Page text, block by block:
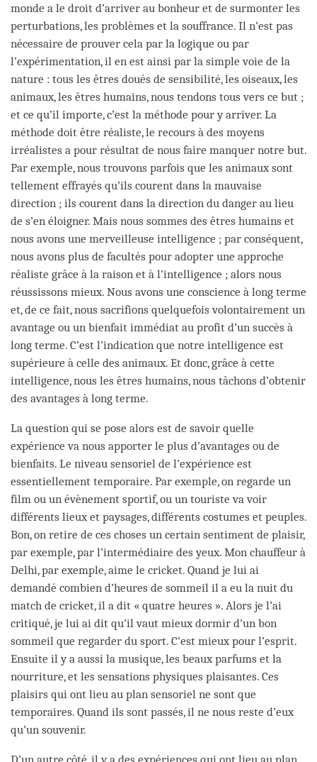
monde a le droit d’arriver au bonheur et de surmonter les
perturbations, les problèmes et la souffrance. Il n’est pas
nécessaire de prouver cela par la logique ou par
l’expérimentation, il en est ainsi par la simple voie de la
nature : tous les êtres doués de sensibilité, les oiseaux, les
animaux, les êtres humains, nous tendons tous vers ce but ;
et ce qu’il importe, c’est la méthode pour y arriver. La
méthode doit être réaliste, le recours à des moyens
irréalistes a pour résultat de nous faire manquer notre but.
Par exemple, nous trouvons parfois que les animaux sont
tellement effrayés qu’ils courent dans la mauvaise
direction ; ils courent dans la direction du danger au lieu
de s’en éloigner. Mais nous sommes des êtres humains et
nous avons une merveilleuse intelligence ; par conséquent,
nous avons plus de facultés pour adopter une approche
réaliste grâce à la raison et à l’intelligence ; alors nous
réussissons mieux. Nous avons une conscience à long terme
et, de ce fait, nous sacrifions quelquefois volontairement un
avantage ou un bienfait immédiat au profit d’un succès à
long terme. C’est l’indication que notre intelligence est
supérieure à celle des animaux. Et donc, grâce à cette
intelligence, nous les êtres humains, nous tâchons d’obtenir
des avantages à long terme.
La question qui se pose alors est de savoir quelle
expérience va nous apporter le plus d’avantages ou de
bienfaits. Le niveau sensoriel de l’expérience est
essentiellement temporaire. Par exemple, on regarde un
film ou un évènement sportif, ou un touriste va voir
différents lieux et paysages, différents costumes et peuples.
Bon, on retire de ces choses un certain sentiment de plaisir,
par exemple, par l’intermédiaire des yeux. Mon chauffeur à
Delhi, par exemple, aime le cricket. Quand je lui ai
demandé combien d’heures de sommeil il a eu la nuit du
match de cricket, il a dit « quatre heures ». Alors je l’ai
critiqué, je lui ai dit qu’il vaut mieux dormir d’un bon
sommeil que regarder du sport. C’est mieux pour l’esprit.
Ensuite il y a aussi la musique, les beaux parfums et la
nourriture, et les sensations physiques plaisantes. Ces
plaisirs qui ont lieu au plan sensoriel ne sont que
temporaires. Quand ils sont passés, il ne nous reste d’eux
qu’un souvenir.